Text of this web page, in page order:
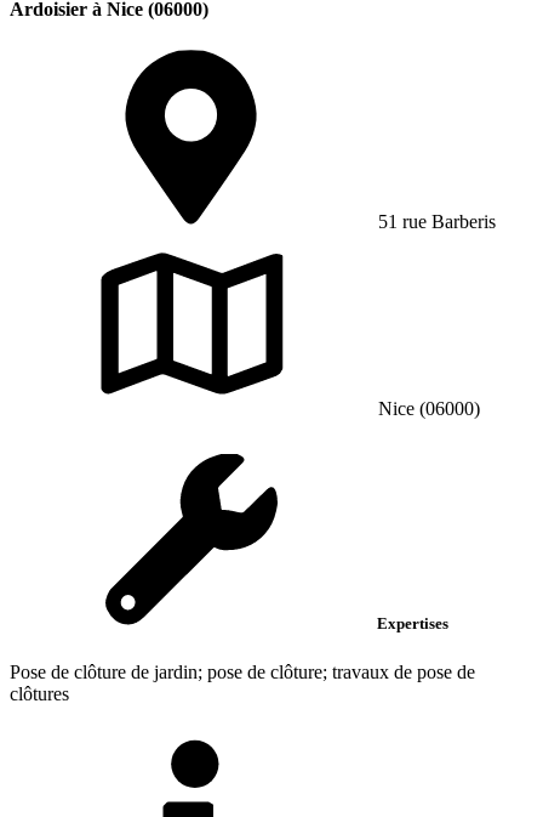
Ardoisier à Nice (06000)
51 rue Barberis
Nice (06000)
Expertises
Pose de clôture de jardin; pose de clôture; travaux de pose de
clôtures